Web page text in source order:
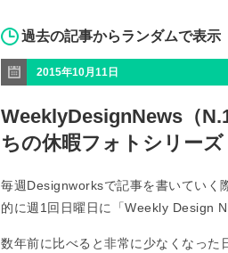
過去の記事からランダムで表示
2015年10月11日
WeeklyDesignNews（
ちの休暇フォトシリーズ
毎週Designworksで記事を書いていく
的に週1回日曜日に「Weekly Design
数年前に比べると非常に少なくなっ